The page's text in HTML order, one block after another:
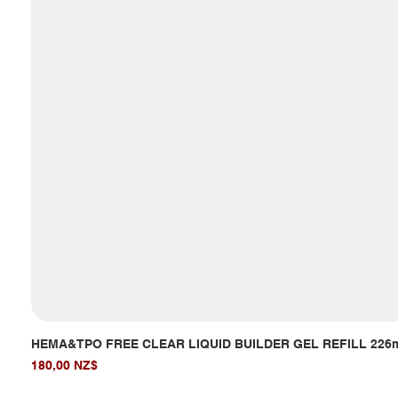
HEMA&TPO FREE CLEAR LIQUID BUILDER GEL REFILL
Giá
180,00 NZ$